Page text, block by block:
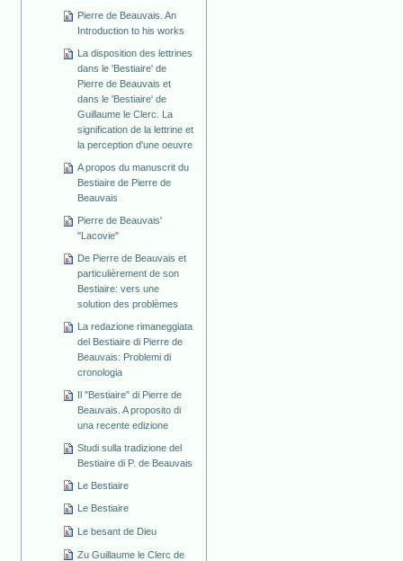
Pierre de Beauvais. An
Introduction to his works
La disposition des lettrines
dans le 'Bestiaire' de
Pierre de Beauvais et
dans le 'Bestiaire' de
Guillaume le Clerc. La
signification de la lettrine et
la perception d'une oeuvre
A propos du manuscrit du
Bestiaire de Pierre de
Beauvais
Pierre de Beauvais'
"Lacovie"
De Pierre de Beauvais et
particulièrement de son
Bestiaire: vers une
solution des problèmes
La redazione rimaneggiata
del Bestiaire di Pierre de
Beauvais: Problemi di
cronologia
Il "Bestiaire" di Pierre de
Beauvais. A proposito di
una recente edizione
Studi sulla tradizione del
Bestiaire di P. de Beauvais
Le Bestiaire
Le Bestiaire
Le besant de Dieu
Zu Guillaume le Clerc de